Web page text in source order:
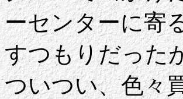
ーセンターに寄
すつもりだった
ついつい、色々